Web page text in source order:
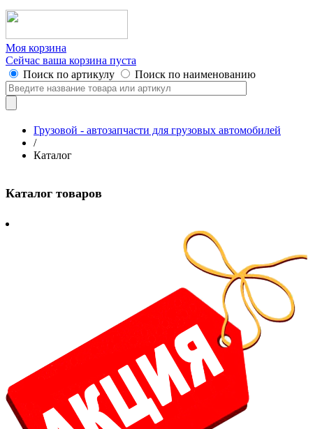
Моя корзина
Сейчас ваша корзина пуста
Поиск по артикулу
Поиск по наименованию
Грузовой - автозапчасти для грузовых автомобилей
/
Каталог
Каталог товаров